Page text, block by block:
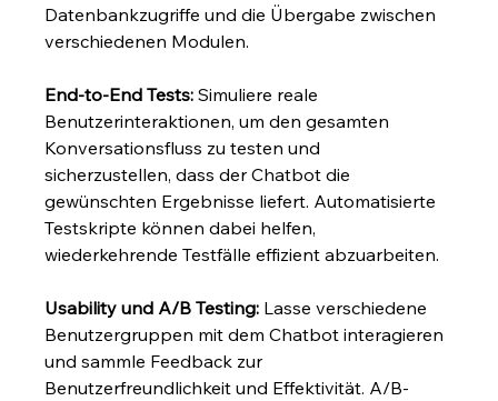
Datenbankzugriffe und die Übergabe zwischen
verschiedenen Modulen.
End-to-End Tests: Simuliere reale
Benutzerinteraktionen, um den gesamten
Konversationsfluss zu testen und
sicherzustellen, dass der Chatbot die
gewünschten Ergebnisse liefert. Automatisierte
Testskripte können dabei helfen,
wiederkehrende Testfälle effizient abzuarbeiten.
Usability und A/B Testing: Lasse verschiedene
Benutzergruppen mit dem Chatbot interagieren
und sammle Feedback zur
Benutzerfreundlichkeit und Effektivität. A/B-